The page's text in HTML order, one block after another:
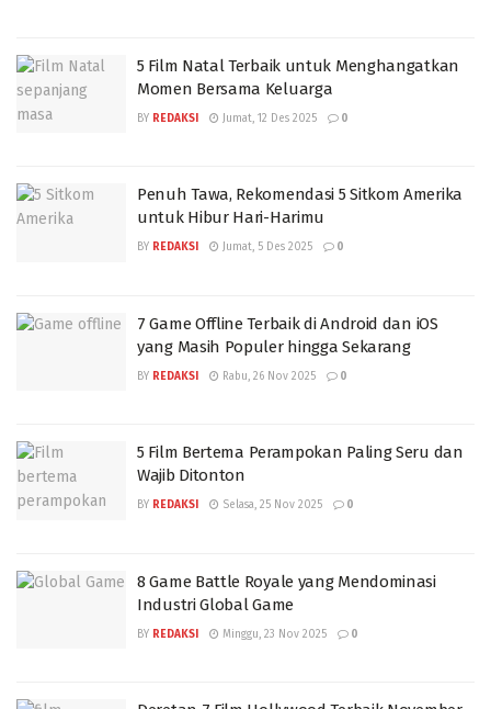
5 Film Natal Terbaik untuk Menghangatkan
Momen Bersama Keluarga
BY REDAKSI Jumat, 12 Des 2025 0
Penuh Tawa, Rekomendasi 5 Sitkom Amerika
untuk Hibur Hari-Harimu
BY REDAKSI Jumat, 5 Des 2025 0
7 Game Offline Terbaik di Android dan iOS
yang Masih Populer hingga Sekarang
BY REDAKSI Rabu, 26 Nov 2025 0
5 Film Bertema Perampokan Paling Seru dan
Wajib Ditonton
BY REDAKSI Selasa, 25 Nov 2025 0
8 Game Battle Royale yang Mendominasi
Industri Global Game
BY REDAKSI Minggu, 23 Nov 2025 0